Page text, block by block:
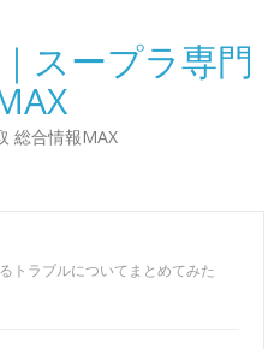
スープラ専門
総合情報MAX
トラブルについてまとめてみた